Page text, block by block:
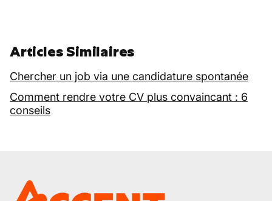
Articles Similaires
Chercher un job via une candidature spontanée
Comment rendre votre CV plus convaincant : 6
conseils